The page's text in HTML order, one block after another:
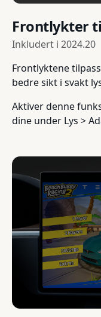
Frontlykter
Inkludert i 2024.20
Frontlyktene
bedre sikt i svakt
Aktiver denne
dine under Lys >